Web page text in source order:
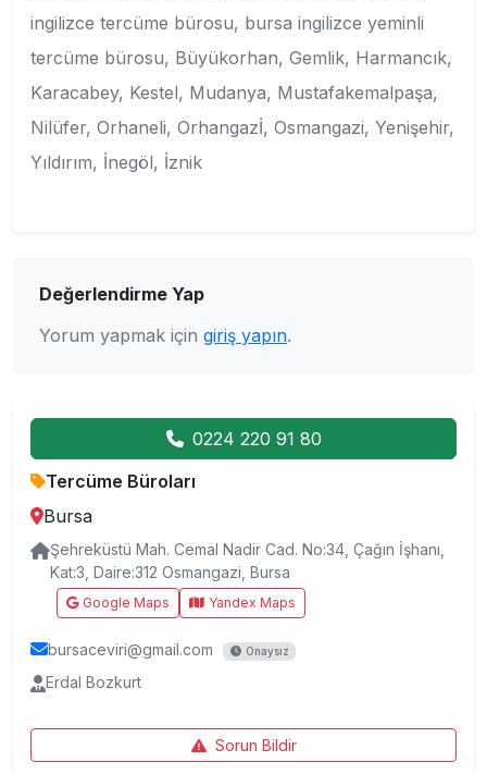
ingilizce tercüme bürosu, bursa ingilizce yeminli
tercüme bürosu, Büyükorhan, Gemlik, Harmancık,
Karacabey, Kestel, Mudanya, Mustafakemalpaşa,
Nilüfer, Orhaneli, Orhangazİ, Osmangazi, Yenişehir,
Yıldırım, İnegöl, İznik
Değerlendirme Yap
Yorum yapmak için giriş yapın.
0224 220 91 80
Tercüme Büroları
Bursa
Şehreküstü Mah. Cemal Nadir Cad. No:34, Çağın İşhanı,
Kat:3, Daire:312 Osmangazi, Bursa
Google Maps Yandex Maps
bursaceviri@gmail.com Onaysız
Erdal Bozkurt
Sorun Bildir